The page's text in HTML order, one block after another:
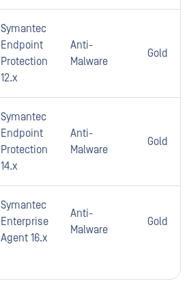
Symantec
Endpoint
Protection
12.x
Anti-
Malware
Gold
Symantec
Endpoint
Protection
14.x
Anti-
Malware
Gold
Symantec
Enterprise
Agent 16.x
Anti-
Malware
Gold